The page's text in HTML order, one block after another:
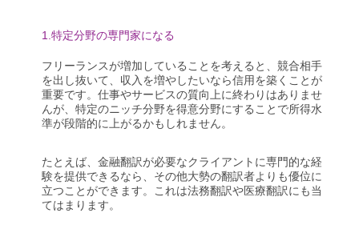
1.特定分野の専門家になる
フリーランスが増加していることを考えると、競合相手
を出し抜いて、収入を増やしたいなら信用を築くことが
重要です。仕事やサービスの質向上に終わりはありませ
んが、特定のニッチ分野を得意分野にすることで所得水
準が段階的に上がるかもしれません。
たとえば、金融翻訳が必要なクライアントに専門的な経
験を提供できるなら、その他大勢の翻訳者よりも優位に
立つことができます。これは法務翻訳や医療翻訳にも当
てはまります。